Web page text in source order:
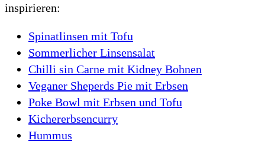
inspirieren:
Spinatlinsen mit Tofu
Sommerlicher Linsensalat
Chilli sin Carne mit Kidney Bohnen
Veganer Sheperds Pie mit Erbsen
Poke Bowl mit Erbsen und Tofu
Kichererbsencurry
Hummus